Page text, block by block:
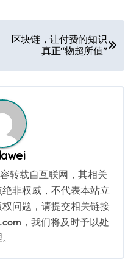
区块链，让付费的知识
真正“物超所值”
转载自互联网，其相关
非权威，不代表本站立
问题，请提交相关链接
，我们将及时予以处